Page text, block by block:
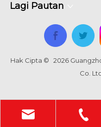
Lagi Pautan
Hak Cipta © 2026
Co.